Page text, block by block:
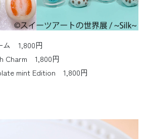
ム 1,800円
Charm 1,800円
mint Edition 1,800円